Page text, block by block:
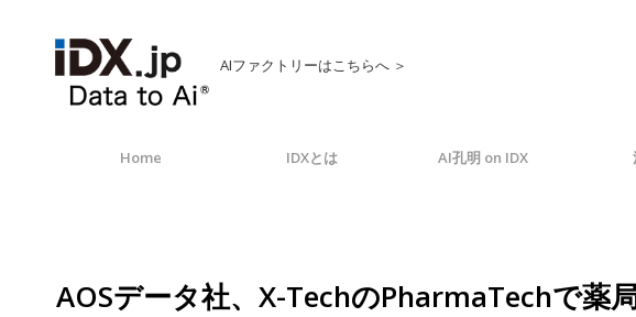
AIファクトリーはこちらへ ＞
Home IDXとは AI孔明 on IDX
AOSデータ社、X-TechのPharmaTechで薬